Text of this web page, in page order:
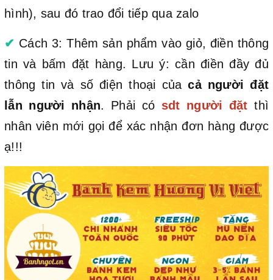
hình), sau đó trao đổi tiếp qua zalo
✔ Cách 3: Thêm sản phẩm vào giỏ, điền thông
tin và bấm đặt hàng. Lưu ý: cần điền đầy đủ
thông tin và số điện thoại củacả người đặt
lẫn người nhận. Phải có sdt người đặt thì
nhân viên mới gọi để xác nhận đơn hàng được
ạ!!!